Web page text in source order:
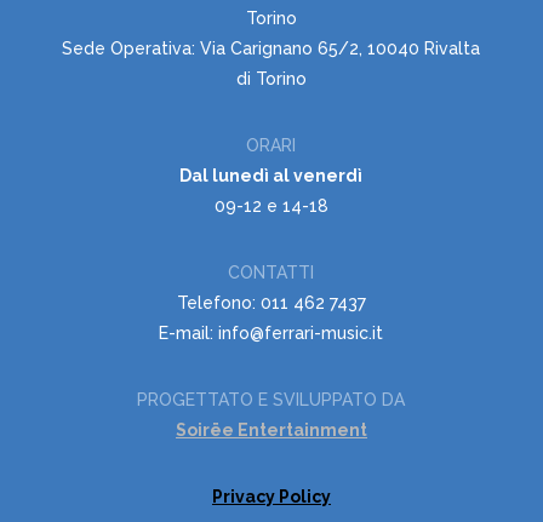
Torino
Sede Operativa: Via Carignano 65/2, 10040 Rivalta
di Torino
ORARI
Dal lunedì al venerdì
09-12 e 14-18
CONTATTI
Telefono: 011 462 7437
E-mail: info@ferrari-music.it
PROGETTATO E SVILUPPATO DA
Soirëe Entertainment
Privacy Policy